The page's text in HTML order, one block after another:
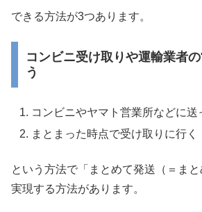
できる方法が3つあります。
コンビニ受け取りや運輸業者
う
コンビニやヤマト営業所などに送
まとまった時点で受け取りに行く
という方法で「まとめて発送（＝ま
実現する方法があります。